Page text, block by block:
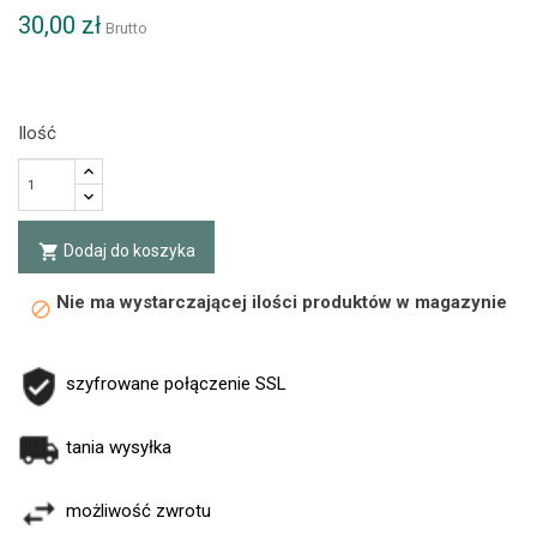
30,00 zł Brutto
Ilość
local_grocery_store Dodaj do koszyka
block Nie ma wystarczającej ilości produktów w magazynie
szyfrowane połączenie SSL
tania wysyłka
możliwość zwrotu